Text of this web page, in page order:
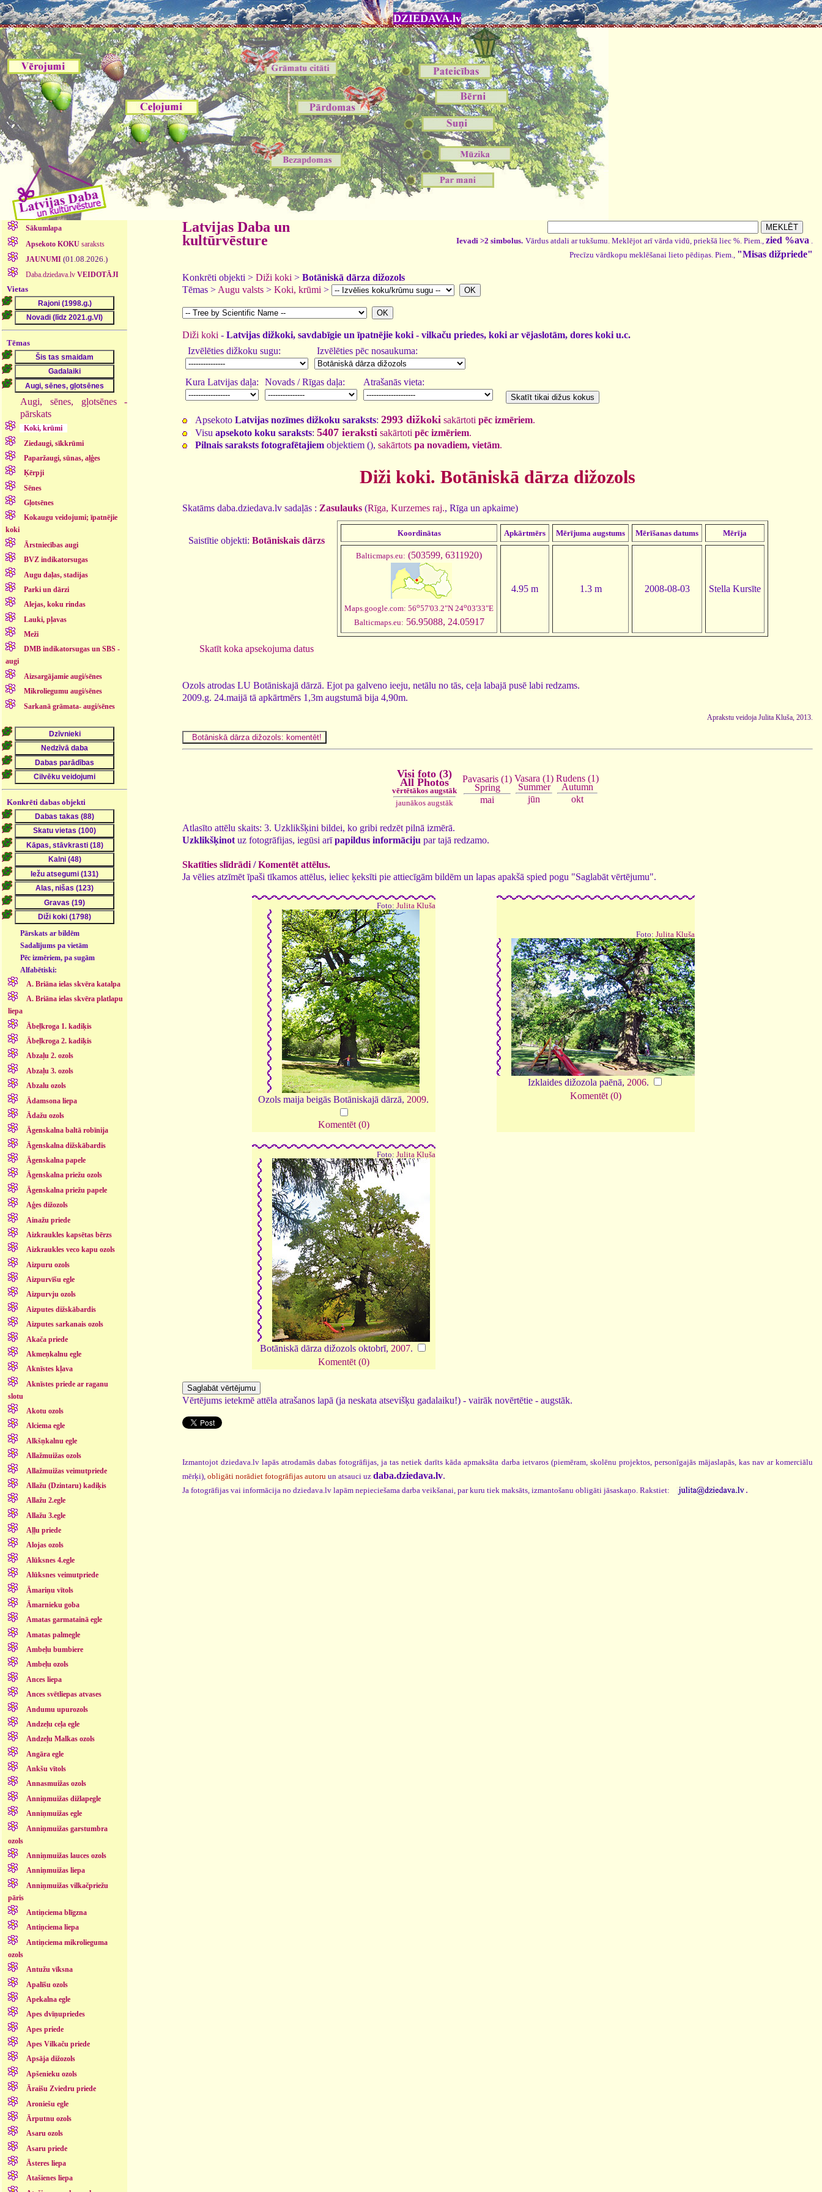
DZIEDAVA.lv
Sākumlapa
Apsekoto KOKUsaraksts
JAUNUMI (01.08.2026.)
Daba.dziedava.lv VEIDOTĀJI
Vietas
Tēmas
Augi, sēnes, gļotsēnes -
pārskats
Koki, krūmi
Ziedaugi, sīkkrūmi
Paparžaugi, sūnas, aļģes
Ķērpji
Sēnes
Gļotsēnes
Kokaugu veidojumi; īpatnējie
koki
Ārstniecības augi
BVZ indikatorsugas
Augu daļas, stadijas
Parki un dārzi
Alejas, koku rindas
Lauki, pļavas
Meži
DMB indikatorsugas un SBS -
augi
Aizsargājamie augi/sēnes
Mikroliegumu augi/sēnes
Sarkanā grāmata- augi/sēnes
Konkrēti dabas objekti
Pārskats ar bildēm
Sadalījums pa vietām
Pēc izmēriem, pa sugām
Alfabētiski:
A. Briāna ielas skvēra katalpa
A. Briāna ielas skvēra platlapu
liepa
Ābeļkroga 1. kadiķis
Ābeļkroga 2. kadiķis
Abzaļu 2. ozols
Abzaļu 3. ozols
Abzalu ozols
Ādamsona liepa
Ādažu ozols
Āgenskalna baltā robīnija
Āgenskalna dižskābardis
Āgenskalna papele
Āgenskalna priežu ozols
Āgenskalna priežu papele
Aģes dižozols
Ainažu priede
Aizkraukles kapsētas bērzs
Aizkraukles veco kapu ozols
Aizpuru ozols
Aizpurvīšu egle
Aizpurvju ozols
Aizputes dižskābardis
Aizputes sarkanais ozols
Akača priede
Akmeņkalnu egle
Aknīstes kļava
Aknīstes priede ar raganu
slotu
Akotu ozols
Alciema egle
Alkšņkalnu egle
Allažmuižas ozols
Allažmuižas veimutpriede
Allažu (Dzintaru) kadiķis
Allažu 2.egle
Allažu 3.egle
Aļļu priede
Alojas ozols
Alūksnes 4.egle
Alūksnes veimutpriede
Āmariņu vītols
Āmarnieku goba
Amatas garmatainā egle
Amatas palmegle
Ambeļu bumbiere
Ambeļu ozols
Ances liepa
Ances svētliepas atvases
Andumu upurozols
Andzeļu ceļa egle
Andzeļu Malkas ozols
Angāra egle
Ankšu vītols
Annasmuižas ozols
Anniņmuižas dižlapegle
Anniņmuižas egle
Anniņmuižas garstumbra
ozols
Anniņmuižas lauces ozols
Anniņmuižas liepa
Anniņmuižas vilkačpriežu
pāris
Antiņciema blīgzna
Antiņciema liepa
Antiņciema mikrolieguma
ozols
Antužu vīksna
Apalīšu ozols
Apekalna egle
Apes dvīņupriedes
Apes priede
Apes Vilkaču priede
Apsāja dižozols
Apšenieku ozols
Āraišu Zviedru priede
Aroniešu egle
Ārputnu ozols
Asaru ozols
Asaru priede
Āsteres liepa
Atašienes liepa
Latvijas Daba un
kultūrvēsture
Ievadi >2 simbolus. Vārdus atdali ar tukšumu. Meklējot arī vārda vidū, priekšā liec %. Piem., zied %ava .
Precīzu vārdkopu meklēšanai lieto pēdiņas. Piem., "Misas dižpriede"
Konkrēti objekti > Diži koki > Botāniskā dārza dižozols
Tēmas > Augu valsts > Koki, krūmi >
Diži koki - Latvijas dižkoki, savdabīgie un īpatnējie koki - vilkaču priedes, koki ar vējaslotām, dores koki u.c.
Izvēlēties dižkoku sugu:
Izvēlēties pēc nosaukuma:
Kura Latvijas daļa: Novads / Rīgas daļa: Atrašanās vieta:
Apsekoto Latvijas nozīmes dižkoku saraksts: 2993 dižkoki sakārtoti pēc izmēriem.
Visu apsekoto koku saraksts: 5407 ieraksti sakārtoti pēc izmēriem.
Pilnais saraksts fotografētajiem objektiem (), sakārtots pa novadiem, vietām.
Diži koki. Botāniskā dārza dižozols
Skatāms daba.dziedava.lv sadaļās : Zasulauks (Rīga, Kurzemes raj., Rīga un apkaime)
Saistītie objekti: Botāniskais dārzs
Koordinātas Apkārtmērs Mērījuma augstums Mērīšanas datums Mērīja
Balticmaps.eu: (503599, 6311920)
Maps.google.com: 56o57'03.2"N 24o03'33"E
Balticmaps.eu: 56.95088, 24.05917
4.95 m 1.3 m 2008-08-03 Stella Kursīte
Skatīt koka apsekojuma datus
Ozols atrodas LU Botāniskajā dārzā. Ejot pa galveno ieeju, netālu no tās, ceļa labajā pusē labi redzams.
2009.g. 24.maijā tā apkārtmērs 1,3m augstumā bija 4,90m.
Aprakstu veidoja Julita Kluša, 2013.
Visi foto (3)
All Photos
vērtētākos augstāk
jaunākos augstāk
Pavasaris (1)
Spring
mai
Vasara (1)
Summer
jūn
Rudens (1)
Autumn
okt
Atlasīto attēlu skaits: 3. Uzklikšķini bildei, ko gribi redzēt pilnā izmērā.
Uzklikšķinot uz fotogrāfijas, iegūsi arīpapildus informāciju par tajā redzamo.
Skatīties slīdrādi /Komentēt attēlus.
Ja vēlies atzīmēt īpaši tīkamos attēlus, ieliec ķeksīti pie attiecīgām bildēm un lapas apakšā spied pogu "Saglabāt vērtējumu".
Foto: Julita Kluša
Ozols maija beigās Botāniskajā dārzā, 2009.
Komentēt (0)
Foto: Julita Kluša
Izklaides dižozola paēnā, 2006.
Komentēt (0)
Foto: Julita Kluša
Botāniskā dārza dižozols oktobrī, 2007.
Komentēt (0)
Vērtējums ietekmē attēla atrašanos lapā (ja neskata atsevišķu gadalaiku!) - vairāk novērtētie - augstāk.
Izmantojot dziedava.lv lapās atrodamās dabas fotogrāfijas, ja tas netiek darīts kāda apmaksāta darba ietvaros (piemēram, skolēnu projektos, personīgajās mājaslapās, kas nav ar komerciālu
mērķi), obligāti norādiet fotogrāfijas autoru un atsauci uz daba.dziedava.lv.
Ja fotogrāfijas vai informācija no dziedava.lv lapām nepieciešama darba veikšanai, par kuru tiek maksāts, izmantošanu obligāti jāsaskaņo. Rakstiet: .